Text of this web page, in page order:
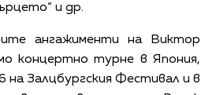
и др.
ангажименти на Виктор
концертно турне в Япония,
на Залцбургския Фестивал и в